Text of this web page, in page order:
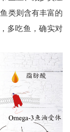
类则含有丰富的
多吃鱼，确实对